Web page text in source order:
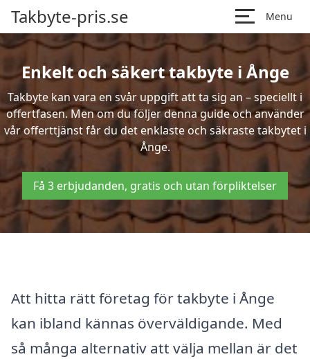
Takbyte-pris.se Menu
Enkelt och säkert takbyte i Ånge
Takbyte kan vara en svår uppgift att ta sig an – speciellt i
offertfasen. Men om du följer denna guide och använder
vår offerttjänst får du det enklaste och säkraste takbytet i
Ånge.
Få 3 erbjudanden, gratis och utan förpliktelser
Att hitta rätt företag för takbyte i Ånge
kan ibland kännas överväldigande. Med
så många alternativ att välja mellan är det